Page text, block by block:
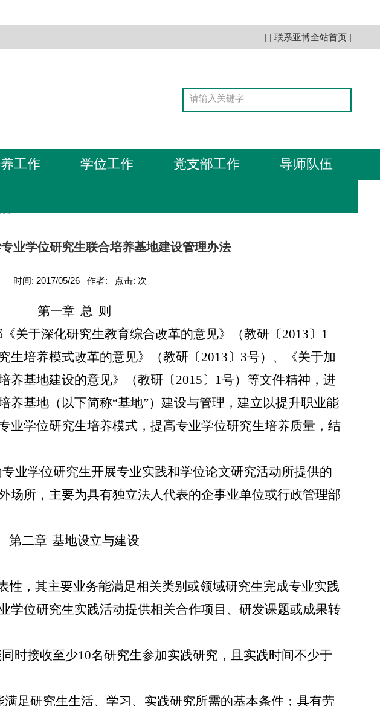
| | 联系亚博全站首页 |
工作 学位工作 党支部工作 导师队伍
业学位研究生联合培养基地建设管理办法
时间: 2017/05/26 作者: 点击: 次
第一章 总 则
关于深化研究生教育综合改革的意见》（教研〔2013〕1
生培养模式改革的意见》（教研〔2013〕3号）、《关于加
养基地建设的意见》（教研〔2015〕1号）等文件精神，进
养基地（以下简称“基地”）建设与管理，建立以提升职业能
业学位研究生培养模式，提高专业学位研究生培养质量，结
业学位研究生开展专业实践和学位论文研究活动所提供的
场所，主要为具有独立法人代表的企事业单位或行政管理部
第二章 基地设立与建设
性，其主要业务能满足相关类别或领域研究生完成专业实践
学位研究生实践活动提供相关合作项目、研发课题或成果转
时接收至少10名研究生参加实践研究 ，且实践时间不少于
满足研究生生活、学习、实践研究所需的基本条件；具有劳